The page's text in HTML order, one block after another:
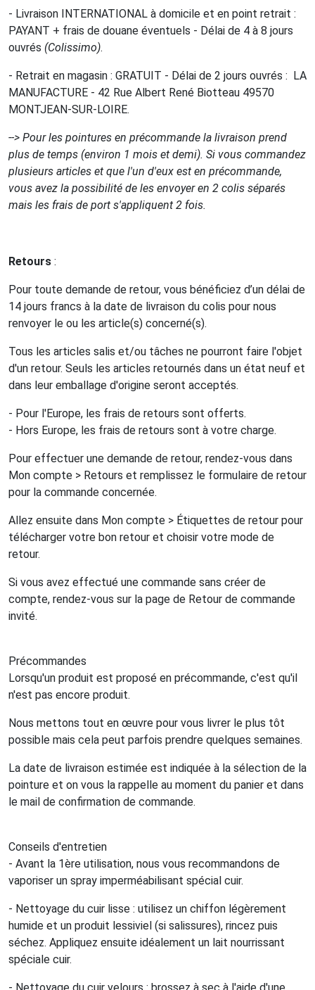
- Livraison INTERNATIONAL à domicile et en point retrait :
PAYANT + frais de douane éventuels - Délai de 4 à 8 jours
ouvrés (Colissimo).
- Retrait en magasin : GRATUIT - Délai de 2 jours ouvrés : LA
MANUFACTURE - 42 Rue Albert René Biotteau 49570
MONTJEAN-SUR-LOIRE.
--> Pour les pointures en précommande la livraison prend
plus de temps (environ 1 mois et demi). Si vous commandez
plusieurs articles et que l'un d'eux est en précommande,
vous avez la possibilité de les envoyer en 2 colis séparés
mais les frais de port s'appliquent 2 fois.
Retours :
Pour toute demande de retour, vous bénéficiez d’un délai de
14 jours francs à la date de livraison du colis pour nous
renvoyer le ou les article(s) concerné(s).
Tous les articles salis et/ou tâches ne pourront faire l'objet
d'un retour. Seuls les articles retournés dans un état neuf et
dans leur emballage d'origine seront acceptés.
- Pour l'Europe, les frais de retours sont offerts.
- Hors Europe, les frais de retours sont à votre charge.
Pour effectuer une demande de retour, rendez-vous dans
Mon compte > Retours et remplissez le formulaire de retour
pour la commande concernée.
Allez ensuite dans Mon compte > Étiquettes de retour pour
télécharger votre bon retour et choisir votre mode de
retour.
Si vous avez effectué une commande sans créer de
compte, rendez-vous sur la page de Retour de commande
invité.
Précommandes
Lorsqu'un produit est proposé en précommande, c'est qu'il
n'est pas encore produit.
Nous mettons tout en œuvre pour vous livrer le plus tôt
possible mais cela peut parfois prendre quelques semaines.
La date de livraison estimée est indiquée à la sélection de la
pointure et on vous la rappelle au moment du panier et dans
le mail de confirmation de commande.
Conseils d'entretien
- Avant la 1ère utilisation, nous vous recommandons de
vaporiser un spray imperméabilisant spécial cuir.
- Nettoyage du cuir lisse : utilisez un chiffon légèrement
humide et un produit lessiviel (si salissures), rincez puis
séchez. Appliquez ensuite idéalement un lait nourrissant
spéciale cuir.
- Nettoyage du cuir velours : brossez à sec à l'aide d'une